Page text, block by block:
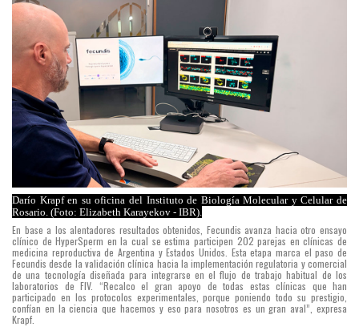
Darío Krapf en su oficina del Instituto de Biología Molecular y Celular de
Rosario. (Foto: Elizabeth Karayekov - IBR).
En base a los alentadores resultados obtenidos, Fecundis avanza hacia otro ensayo
clínico de HyperSperm en la cual se estima participen 202 parejas en clínicas de
medicina reproductiva de Argentina y Estados Unidos. Esta etapa marca el paso de
Fecundis desde la validación clínica hacia la implementación regulatoria y comercial
de una tecnología diseñada para integrarse en el flujo de trabajo habitual de los
laboratorios de FIV. “Recalco el gran apoyo de todas estas clínicas que han
participado en los protocolos experimentales, porque poniendo todo su prestigio,
confían en la ciencia que hacemos y eso para nosotros es un gran aval”, expresa
Krapf.
los
mismos
cambios
bioquímicos
que
experimentan
los
espermatozoides
de
forma
natural
en
tracto
reproductivo